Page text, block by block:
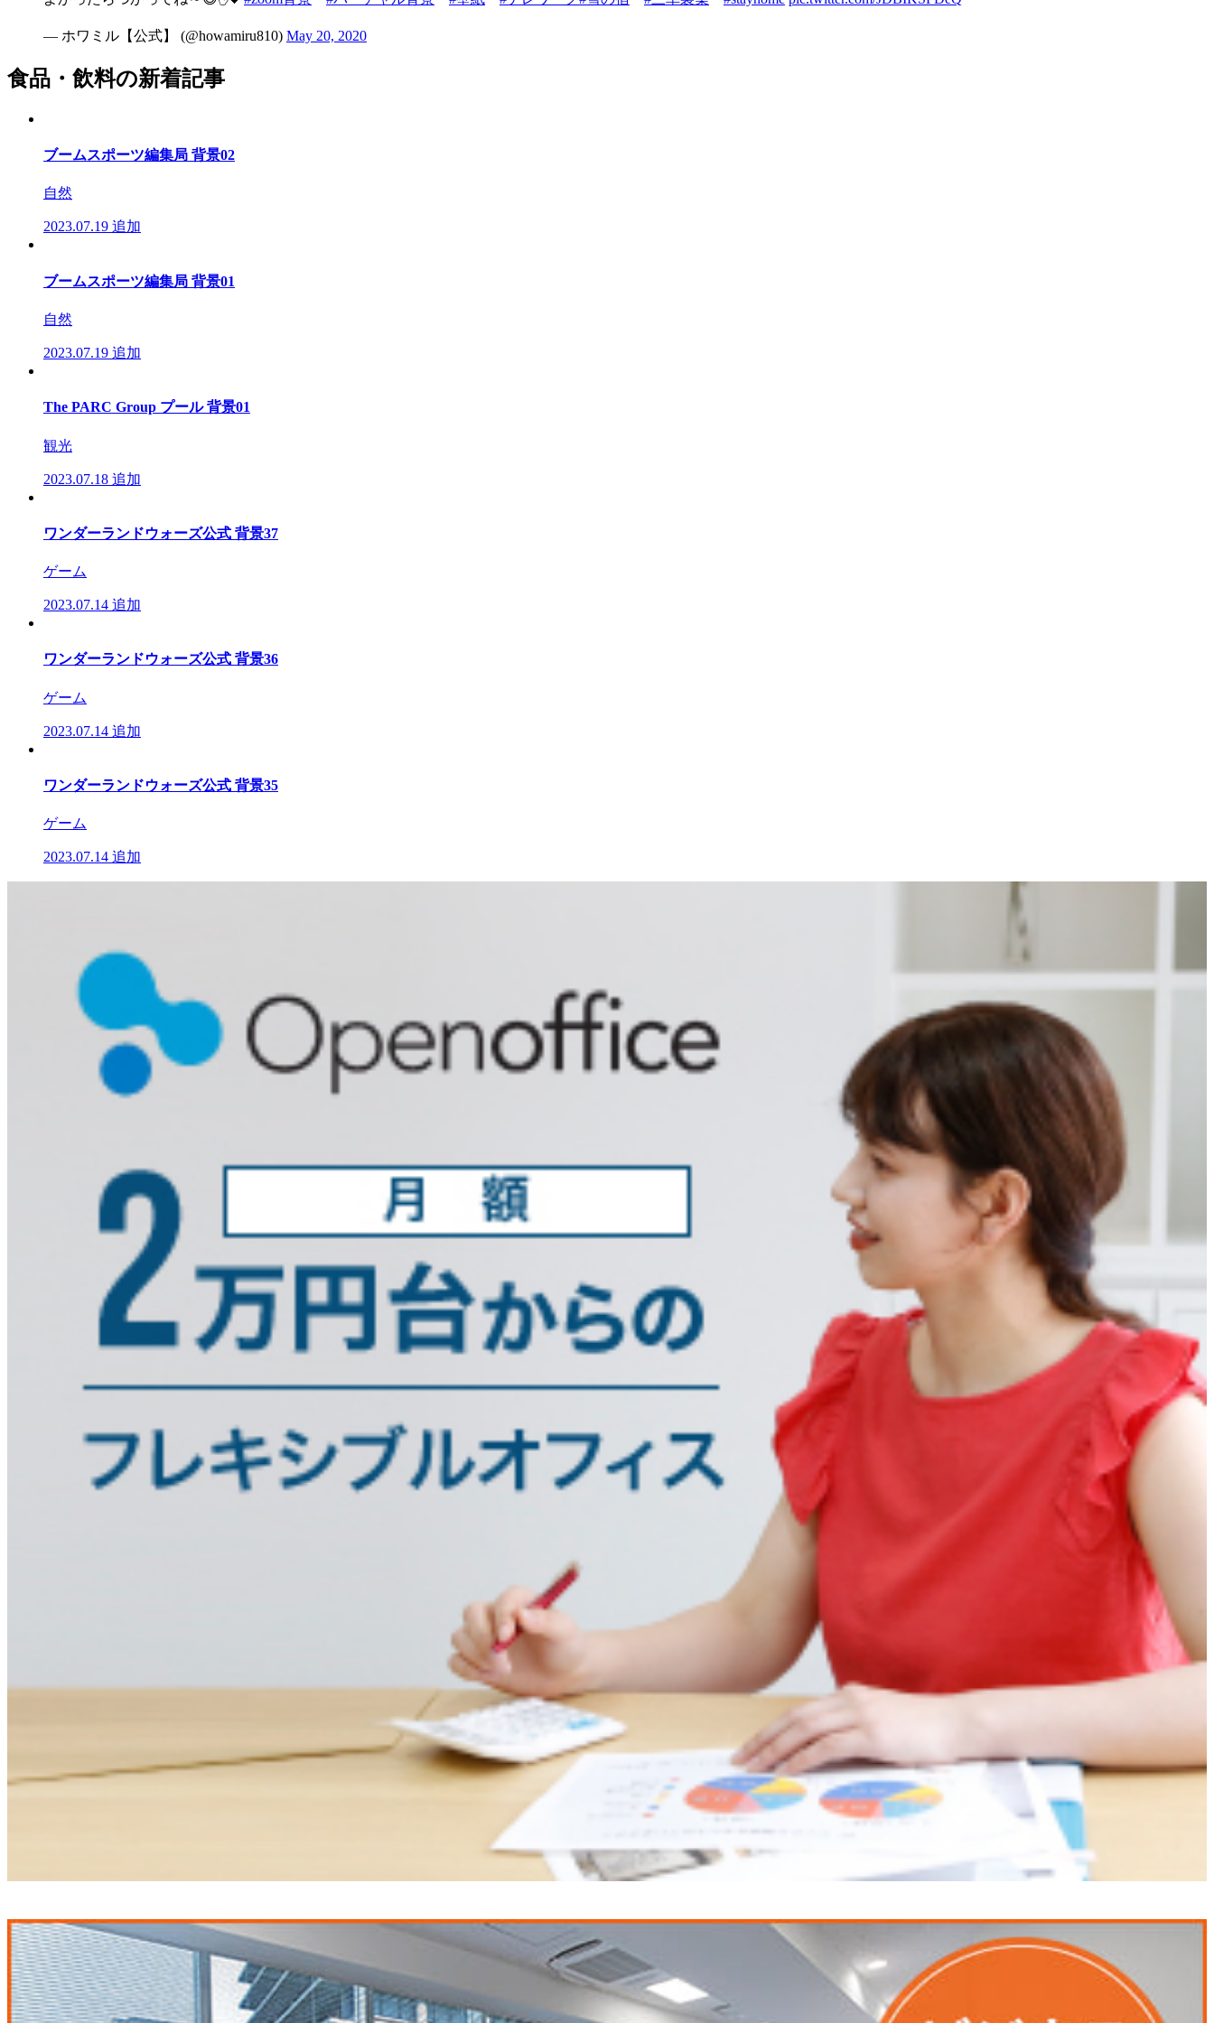
— ホワミル【公式】 (@howamiru810) May 20, 2020
食品・飲料の新着記事
ブームスポーツ編集局 背景02
自然
2023.07.19 追加
ブームスポーツ編集局 背景01
自然
2023.07.19 追加
The PARC Group プール 背景01
観光
2023.07.18 追加
ワンダーランドウォーズ公式 背景37
ゲーム
2023.07.14 追加
ワンダーランドウォーズ公式 背景36
ゲーム
2023.07.14 追加
ワンダーランドウォーズ公式 背景35
ゲーム
2023.07.14 追加